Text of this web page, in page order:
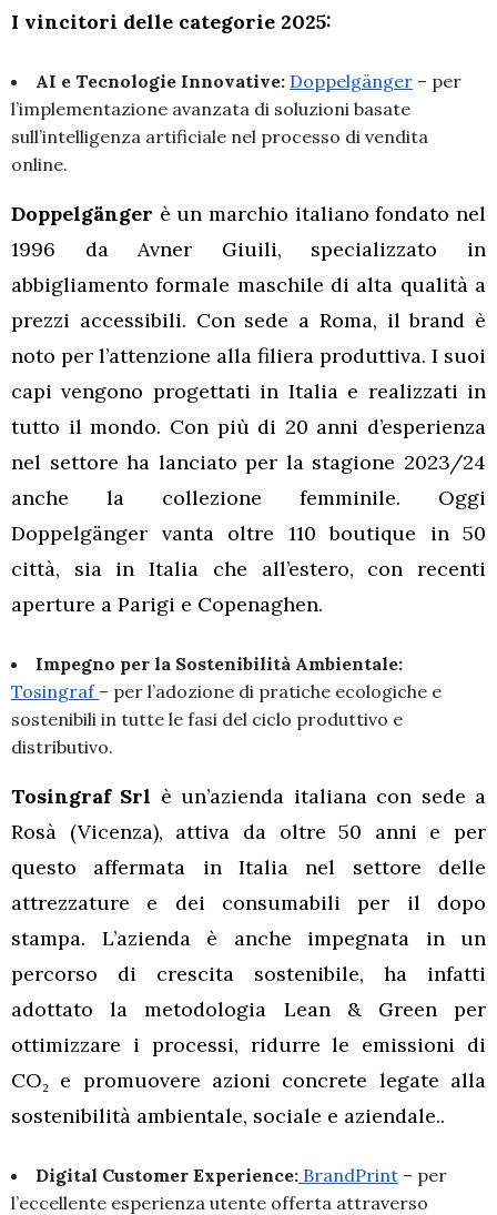
I vincitori delle categorie 2025:
AI e Tecnologie Innovative: Doppelgänger – per
l’implementazione avanzata di soluzioni basate
sull’intelligenza artificiale nel processo di vendita
online.
Doppelgänger è un marchio italiano fondato nel
1996 da Avner Giuili, specializzato in
abbigliamento formale maschile di alta qualità a
prezzi accessibili. Con sede a Roma, il brand è
noto per l’attenzione alla filiera produttiva. I suoi
capi vengono progettati in Italia e realizzati in
tutto il mondo. Con più di 20 anni d’esperienza
nel settore ha lanciato per la stagione 2023/24
anche la collezione femminile. Oggi
Doppelgänger vanta oltre 110 boutique in 50
città, sia in Italia che all’estero, con recenti
aperture a Parigi e Copenaghen.
Impegno per la Sostenibilità Ambientale:
Tosingraf – per l’adozione di pratiche ecologiche e
sostenibili in tutte le fasi del ciclo produttivo e
distributivo.
Tosingraf Srl è un’azienda italiana con sede a
Rosà (Vicenza), attiva da oltre 50 anni e per
questo affermata in Italia nel settore delle
attrezzature e dei consumabili per il dopo
stampa. L’azienda è anche impegnata in un
percorso di crescita sostenibile, ha infatti
adottato la metodologia Lean & Green per
ottimizzare i processi, ridurre le emissioni di
CO₂ e promuovere azioni concrete legate alla
sostenibilità ambientale, sociale e aziendale..
Digital Customer Experience: BrandPrint – per
l’eccellente esperienza utente offerta attraverso